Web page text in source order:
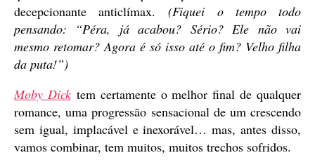
decepcionante anticlímax.(Fiquei o tempo todo
pensando: “Péra, já acabou? Sério? Ele não vai
mesmo retomar? Agora é só isso até o fim? Velho filha
da puta!”)
Moby Dick tem certamente o melhor final de qualquer
romance, uma progressão sensacional de um crescendo
sem igual, implacável e inexorável… mas, antes disso,
vamos combinar, tem muitos, muitos trechos sofridos.